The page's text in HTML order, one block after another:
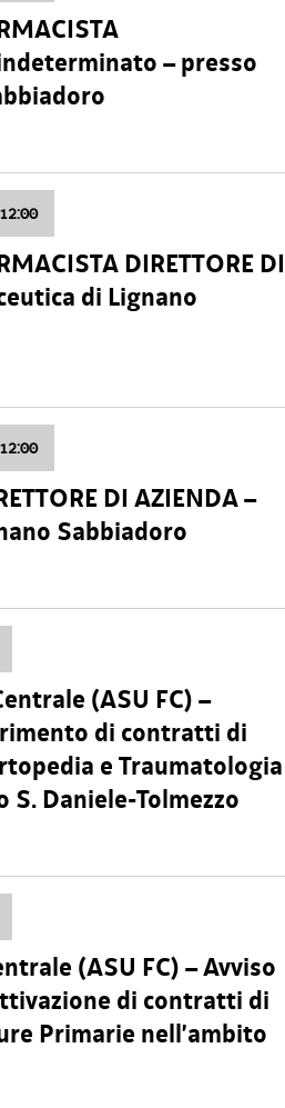
– presso
DIRETTORE DI
di Lignano
DI AZIENDA –
Sabbiadoro
(ASU FC) –
di contratti di
e Traumatologia
Daniele-Tolmezzo
(ASU FC) – Avviso
di contratti di
Primarie nell’ambito